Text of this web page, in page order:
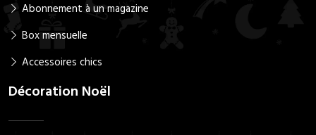
Abonnement à un magazine
Box mensuelle
Accessoires chics
Décoration Noël